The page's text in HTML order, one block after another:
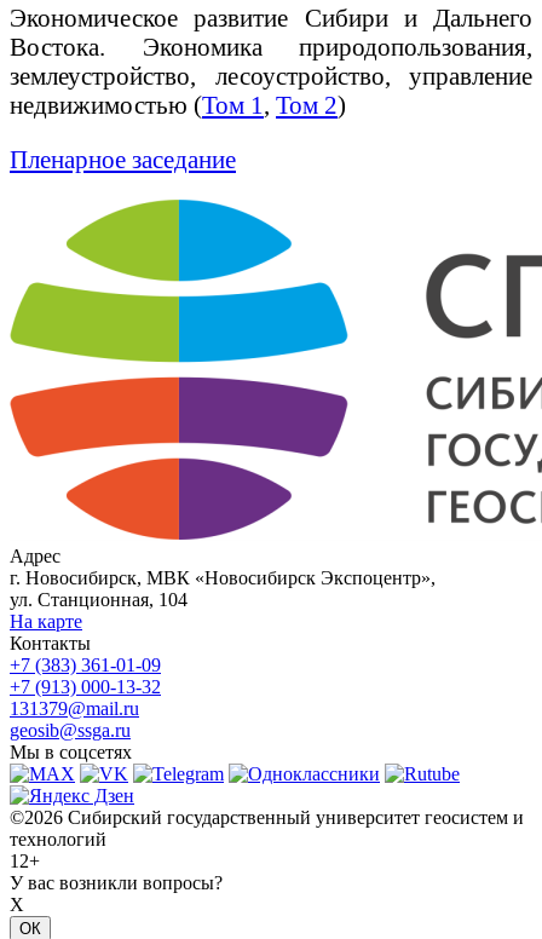
Экономическое развитие Сибири и Дальнего
Востока. Экономика природопользования,
землеустройство, лесоустройство, управление
недвижимостью (Том 1 , Том 2)
Пленарное заседание
Адрес
г. Новосибирск, МВК «Новосибирск Экспоцентр»,
ул. Станционная, 104
На карте
Контакты
+7 (383) 361-01-09
+7 (913) 000-13-32
131379@mail.ru
geosib@ssga.ru
Мы в соцсетях
©2026 Сибирский государственный университет геосистем и
технологий
12+
У вас возникли вопросы?
X
ОК